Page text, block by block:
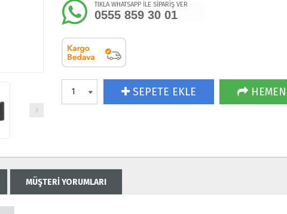
TIKLA WHATSAPP İLE SİPARİŞ VER
0555 859 30 01
SEPETE EKLE
MÜŞTERİ YORUMLARI